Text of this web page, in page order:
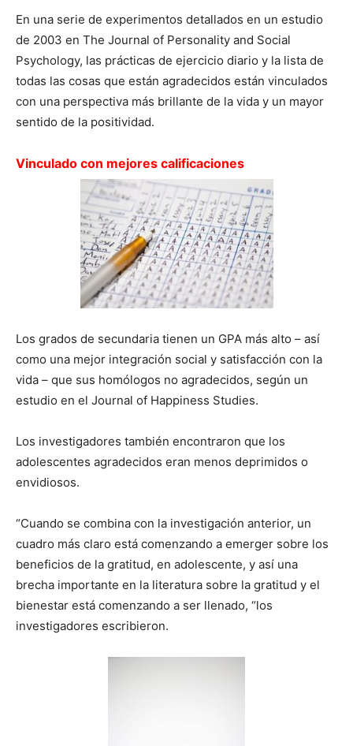
En una serie de experimentos detallados en un estudio
de 2003 en The Journal of Personality and Social
Psychology, las prácticas de ejercicio diario y la lista de
todas las cosas que están agradecidos están vinculados
con una perspectiva más brillante de la vida y un mayor
sentido de la positividad.
Vinculado con mejores calificaciones
Los grados de secundaria tienen un GPA más alto – así
como una mejor integración social y satisfacción con la
vida – que sus homólogos no agradecidos, según un
estudio en el Journal of Happiness Studies.
Los investigadores también encontraron que los
adolescentes agradecidos eran menos deprimidos o
envidiosos.
“Cuando se combina con la investigación anterior, un
cuadro más claro está comenzando a emerger sobre los
beneficios de la gratitud, en adolescente, y así una
brecha importante en la literatura sobre la gratitud y el
bienestar está comenzando a ser llenado, “los
investigadores escribieron.